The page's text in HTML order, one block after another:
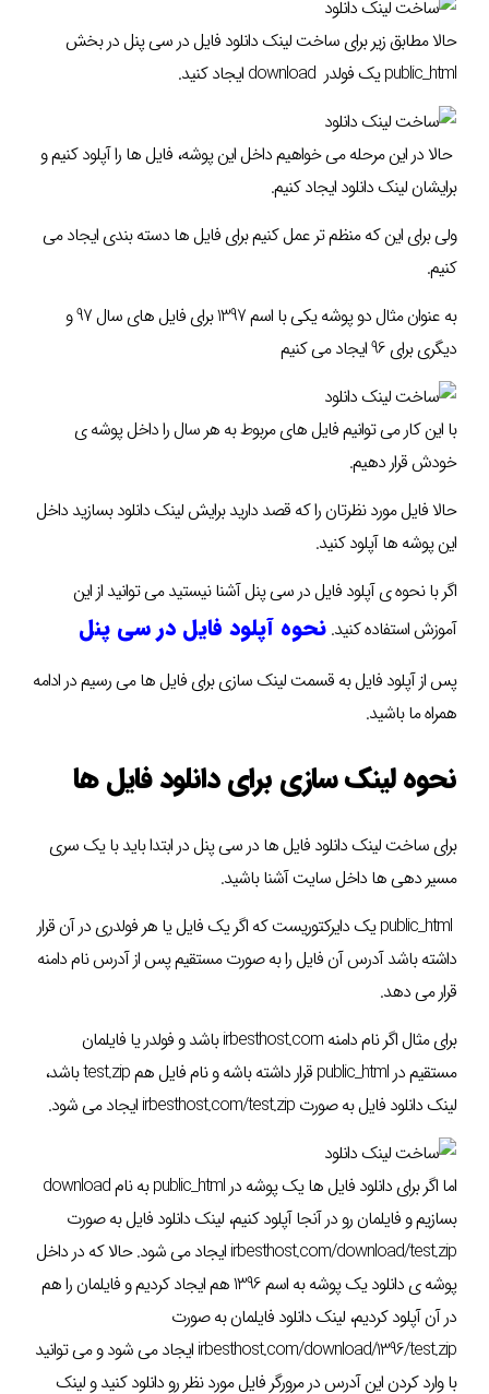
حالا مطابق زیر برای ساخت لینک دانلود فایل در سی پنل در بخش
public_html یک فولدر download ایجاد کنید.
حالا در این مرحله می خواهیم داخل این پوشه، فایل ها را آپلود کنیم و
برایشان لینک دانلود ایجاد کنیم.
ولی برای این که منظم تر عمل کنیم برای فایل ها دسته بندی ایجاد می
کنیم.
به عنوان مثال دو پوشه یکی با اسم 1397 برای فایل های سال 97 و
دیگری برای 96 ایجاد می کنیم
با این کار می توانیم فایل های مربوط به هر سال را داخل پوشه ی
خودش قرار دهیم.
حالا فایل مورد نظرتان را که قصد دارید برایش لینک دانلود بسازید داخل
این پوشه ها آپلود کنید.
اگر با نحوه ی آپلود فایل در سی پنل آشنا نیستید می توانید از این
آموزش استفاده کنید. نحوه آپلود فایل در سی پنل
پس از آپلود فایل به قسمت لینک سازی برای فایل ها می رسیم در ادامه
همراه ما باشید.
نحوه لینک سازی برای دانلود فایل ها
برای ساخت لینک دانلود فایل ها در سی پنل در ابتدا باید با یک سری
مسیر دهی ها داخل سایت آشنا باشید.
public_html یک دایرکتوریست که اگر یک فایل یا هر فولدری در آن قرار
داشته باشد آدرس آن فایل را به صورت مستقیم پس از آدرس نام دامنه
قرار می دهد.
برای مثال اگر نام دامنه irbesthost.com باشد و فولدر یا فایلمان
مستقیم در public_html قرار داشته باشه و نام فایل هم test.zip باشد،
لینک دانلود فایل به صورت irbesthost.com/test.zip ایجاد می شود.
اما اگر برای دانلود فایل ها یک پوشه در public_html به نام download
بسازیم و فایلمان رو در آنجا آپلود کنیم، لینک دانلود فایل به صورت
irbesthost.com/download/test.zip ایجاد می شود.
حالا که در داخل
پوشه ی دانلود یک پوشه به اسم 1396 هم ایجاد کردیم و فایلمان را هم
در آن آپلود کردیم، لینک دانلود فایلمان به صورت
irbesthost.com/download/1396/test.zip ایجاد می شود و می توانید
با وارد کردن این آدرس در مرورگر فایل مورد نظر رو دانلود کنید و لینک